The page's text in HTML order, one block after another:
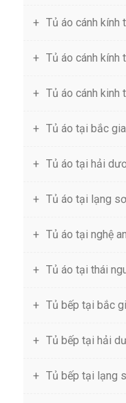
Tủ áo cánh kính
Tủ áo cánh kính
Tủ áo cánh kinh
Tủ áo tại bắc
Tủ áo tại hải
Tủ áo tại lạng
Tủ áo tại nghệ an
Tủ áo tại thái
Tủ bếp tại bắc
Tủ bếp tại hải
Tủ bếp tại lạng